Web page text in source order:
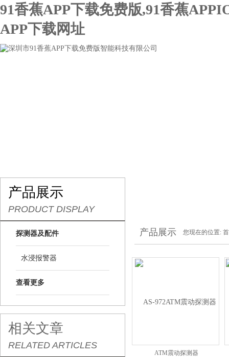
91香蕉APP下载免费版,91香蕉
APP下载网址
产品展示
PRODUCT DISPLAY
探测器及配件
水浸报警器
查看更多
相关文章
RELATED ARTICLES
产品展示 您现在的位置:
ATM震动探测器